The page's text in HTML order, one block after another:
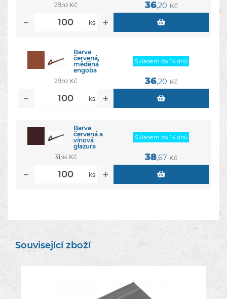
29,92 Kč 36,20 Kč
ks
Barva
červená,
měděná
engoba
Skladem do 14 dnů
29,92 Kč 36,20 Kč
ks
Barva
červená a
vínová
glazura
Skladem do 14 dnů
31,96 Kč 38,67 Kč
ks
Související zboží